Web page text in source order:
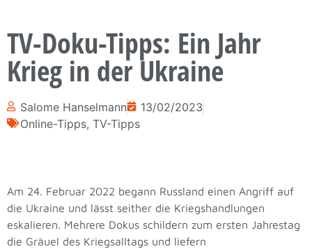
TV-Doku-Tipps: Ein Jahr
Krieg in der Ukraine
Salome Hanselmann
13/02/2023
Online-Tipps, TV-Tipps
Am 24. Februar 2022 begann Russland einen Angriff auf
die Ukraine und lässt seither die Kriegshandlungen
eskalieren. Mehrere Dokus schildern zum ersten Jahrestag
die Gräuel des Kriegsalltags und liefern